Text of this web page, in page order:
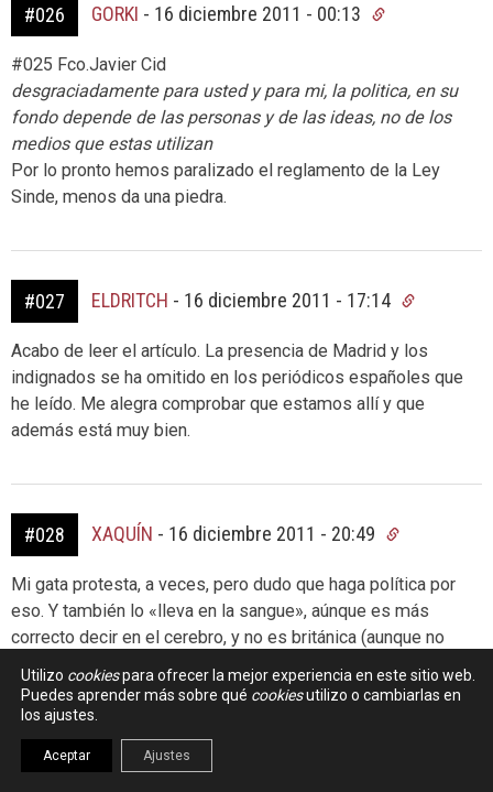
#026 GORKI - 16 diciembre 2011 - 00:13
#025 Fco.Javier Cid
desgraciadamente para usted y para mi, la politica, en su
fondo depende de las personas y de las ideas, no de los
medios que estas utilizan
Por lo pronto hemos paralizado el reglamento de la Ley
Sinde, menos da una piedra.
#027 ELDRITCH - 16 diciembre 2011 - 17:14
Acabo de leer el artículo. La presencia de Madrid y los
indignados se ha omitido en los periódicos españoles que
he leído. Me alegra comprobar que estamos allí y que
además está muy bien.
#028 XAQUÍN - 16 diciembre 2011 - 20:49
Mi gata protesta, a veces, pero dudo que haga política por
eso. Y también lo «lleva en la sangue», aúnque es más
correcto decir en el cerebro, y no es británica (aunque no
está muy claro a que tipo de protestón se refiere el
comentario) por eso…curiosidades (de la gente que
comenta)…
Utilizo cookiespara ofrecer la mejor experiencia en este sitio web.
Puedes aprender más sobre qué cookiesutilizo o cambiarlas en
los ajustes.
Aceptar Ajustes